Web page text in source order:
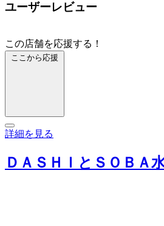
ユーザーレビュー
この店舗を応援する！
ここから応援
詳細を見る
ＤＡＳＨＩとＳＯＢＡ